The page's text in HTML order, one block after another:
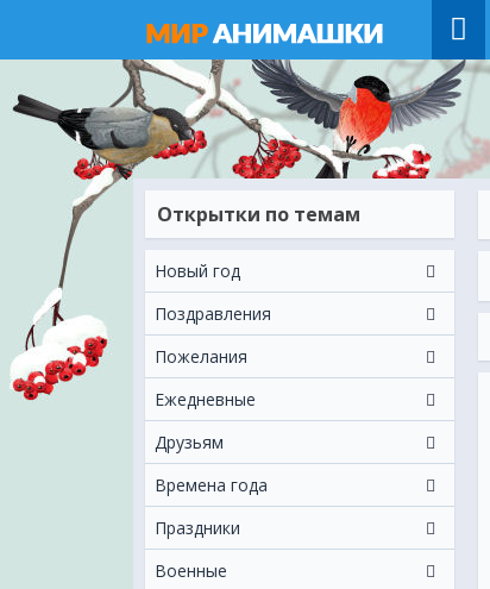
Открытки по темам
Новый год
Поздравления
Пожелания
Ежeдневные
Друзьям
Времена года
Праздники
Военные